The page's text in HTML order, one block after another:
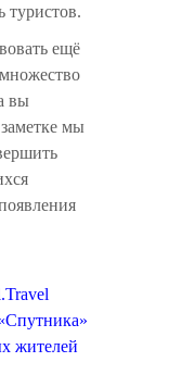
туристов.
ещё
вы
мы
жителей